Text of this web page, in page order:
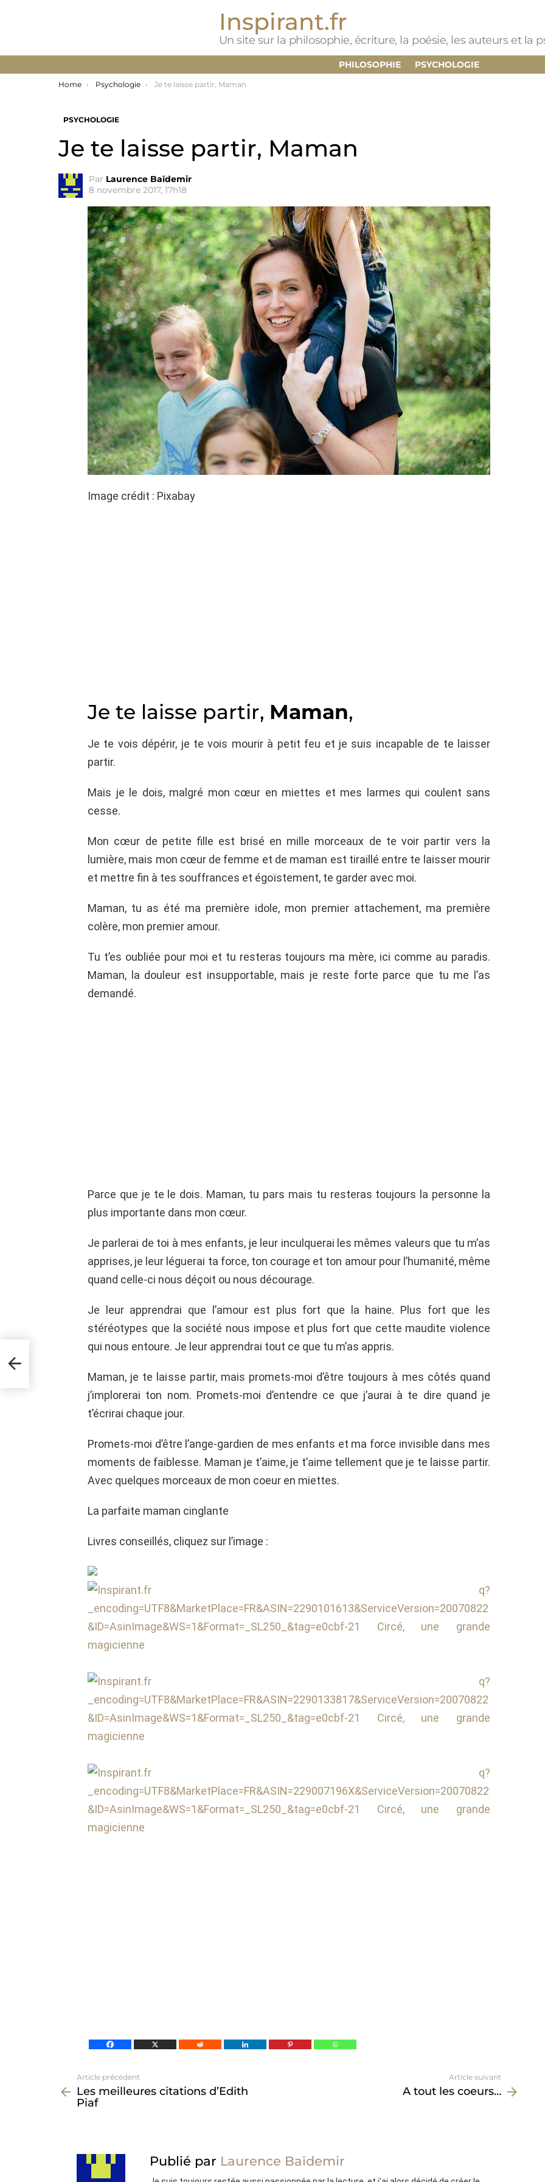
Inspirant.fr
Un site sur la philosophie, écriture, la poésie, les auteurs et la
PHILOSOPHIE PSYCHOLOGIE
You are here:
Home Psychologie Je te laisse partir, Maman
PSYCHOLOGIE
Je te laisse partir, Maman
Par Laurence Baïdemir
8 novembre 2017, 17h18
Image crédit : Pixabay
Je te laisse partir, Maman,
Je te vois dépérir, je te vois mourir à petit feu et je suis incapable de te laisser
partir.
Mais je le dois, malgré mon cœur en miettes et mes larmes qui coulent sans
cesse.
Mon cœur de petite fille est brisé en mille morceaux de te voir partir vers la
lumière, mais mon cœur de femme et de maman est tiraillé entre te laisser mourir
et mettre fin à tes souffrances et égoïstement, te garder avec moi.
Maman, tu as été ma première idole, mon premier attachement, ma première
colère, mon premier amour.
Tu t’es oubliée pour moi et tu resteras toujours ma mère, ici comme au paradis.
Maman, la douleur est insupportable, mais je reste forte parce que tu me l’as
demandé.
Parce que je te le dois. Maman, tu pars mais tu resteras toujours la personne la
plus importante dans mon cœur.
Je parlerai de toi à mes enfants, je leur inculquerai les mêmes valeurs que tu m’as
apprises, je leur léguerai ta force, ton courage et ton amour pour l’humanité, même
quand celle-ci nous déçoit ou nous décourage.
Je leur apprendrai que l’amour est plus fort que la haine. Plus fort que les
stéréotypes que la société nous impose et plus fort que cette maudite violence
qui nous entoure. Je leur apprendrai tout ce que tu m’as appris.
Maman, je te laisse partir, mais promets-moi d’être toujours à mes côtés quand
j’implorerai ton nom. Promets-moi d’entendre ce que j’aurai à te dire quand je
t’écrirai chaque jour.
Promets-moi d’être l’ange-gardien de mes enfants et ma force invisible dans mes
moments de faiblesse. Maman je t’aime, je t’aime tellement que je te laisse partir.
Avec quelques morceaux de mon coeur en miettes.
La parfaite maman cinglante
Livres conseillés, cliquez sur l’image :
plus
Article précédent
Les meilleures citations d’Edith
Piaf
Article suivant
A tout les coeurs…
Publié par Laurence Baïdemir